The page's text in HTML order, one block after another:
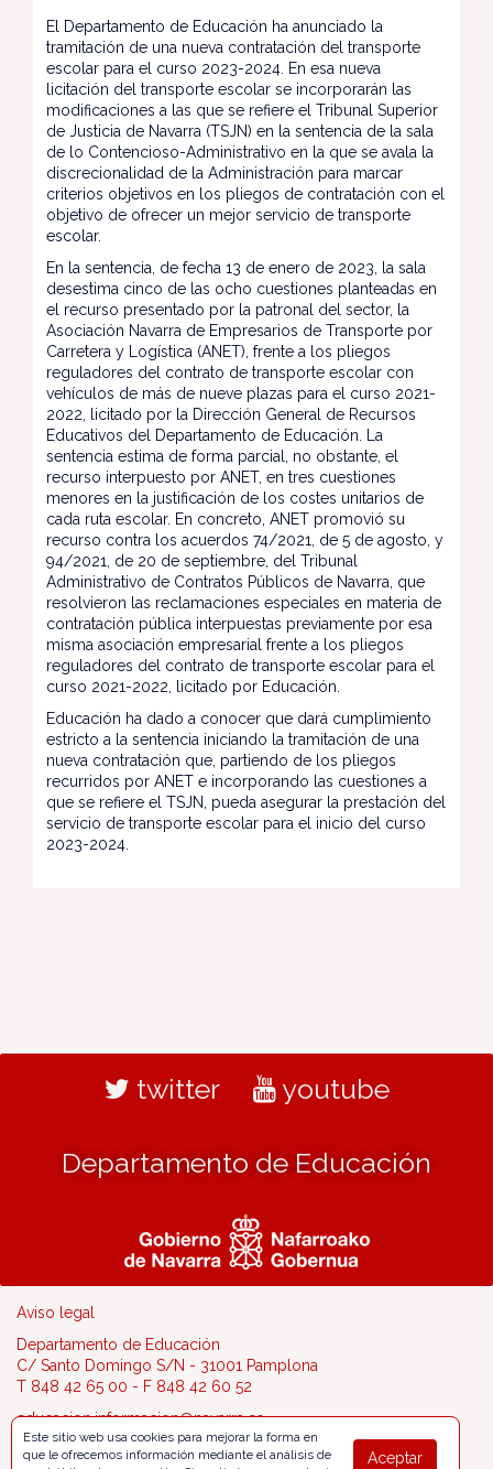
El Departamento de Educación ha anunciado la
tramitación de una nueva contratación del transporte
escolar para el curso 2023-2024. En esa nueva
licitación del transporte escolar se incorporarán las
modificaciones a las que se refiere el Tribunal Superior
de Justicia de Navarra (TSJN) en la sentencia de la sala
de lo Contencioso-Administrativo en la que se avala la
discrecionalidad de la Administración para marcar
criterios objetivos en los pliegos de contratación con el
objetivo de ofrecer un mejor servicio de transporte
escolar.
En la sentencia, de fecha 13 de enero de 2023, la sala
desestima cinco de las ocho cuestiones planteadas en
el recurso presentado por la patronal del sector, la
Asociación Navarra de Empresarios de Transporte por
Carretera y Logística (ANET), frente a los pliegos
reguladores del contrato de transporte escolar con
vehículos de más de nueve plazas para el curso 2021-
2022, licitado por la Dirección General de Recursos
Educativos del Departamento de Educación. La
sentencia estima de forma parcial, no obstante, el
recurso interpuesto por ANET, en tres cuestiones
menores en la justificación de los costes unitarios de
cada ruta escolar. En concreto, ANET promovió su
recurso contra los acuerdos 74/2021, de 5 de agosto, y
94/2021, de 20 de septiembre, del Tribunal
Administrativo de Contratos Públicos de Navarra, que
resolvieron las reclamaciones especiales en materia de
contratación pública interpuestas previamente por esa
misma asociación empresarial frente a los pliegos
reguladores del contrato de transporte escolar para el
curso 2021-2022, licitado por Educación.
Educación ha dado a conocer que dará cumplimiento
estricto a la sentencia iniciando la tramitación de una
nueva contratación que, partiendo de los pliegos
recurridos por ANET e incorporando las cuestiones a
que se refiere el TSJN, pueda asegurar la prestación del
servicio de transporte escolar para el inicio del curso
2023-2024.
twitter youtube
Departamento de Educación
Aviso legal
Departamento de Educación
C/ Santo Domingo S/N - 31001 Pamplona
T 848 42 65 00 - F 848 42 60 52
educacion.informacion@navarra.es
Aceptar
Este sitio web usa cookies para mejorar la forma en
que le ofrecemos información mediante el análisis de